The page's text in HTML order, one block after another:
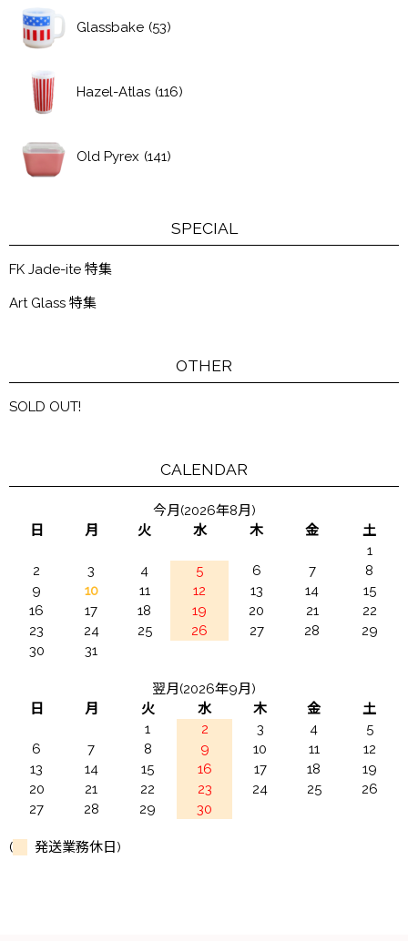
Glassbake (53)
Hazel-Atlas (116)
Old Pyrex (141)
SPECIAL
FK Jade-ite 特集
Art Glass 特集
OTHER
SOLD OUT!
CALENDAR
今月(2026年8月)
日
月 火 水 木 金
土
1
2
3 4 5 6 7
8
9
10 11 12 13 14
15
16
17 18 19 20 21
22
23
24 25 26 27 28
29
30
31
翌月(2026年9月)
日
月 火 水 木 金
土
1
2 3 4
5
6
7 8 9 10 11
12
13
14 15 16 17 18
19
20
21 22 23 24 25
26
27
28 29 30
( 発送業務休日)